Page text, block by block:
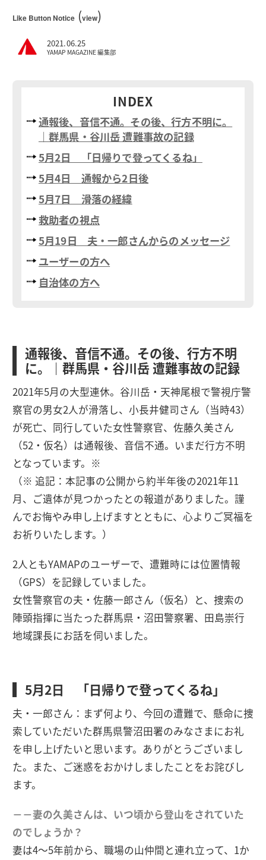
Like Button Notice(view)
2021.06.25
YAMAP MAGAZINE 編集部
INDEX
通報後、音信不通。その後、行方不明に。
｜群馬県・谷川岳 遭難事故の記録
5月2日 「日帰りで登ってくるね」
5月4日 通報から2日後
5月7日 滑落の経緯
救助者の視点
5月19日 夫・一郎さんからのメッセージ
ユーザーの方へ
自治体の方へ
通報後、音信不通。その後、行方不明
に。｜群馬県・谷川岳 遭難事故の記録
2021年5月の大型連休。谷川岳・天神尾根で警視庁警
察官の男女2人が滑落し、小長井健司さん（当時43）
が死亡、同行していた女性警察官、佐藤久美さん
（52・仮名）は通報後、音信不通。いまだ行方不明
となっています。※
（※ 追記：本記事の公開から約半年後の2021年11
月、ご遺体が見つかったとの報道がありました。謹
んでお悔やみ申し上げますとともに、心よりご冥福を
お祈りいたします。）
2人ともYAMAPのユーザーで、遭難時には位置情報
（GPS）を記録していました。
女性警察官の夫・佐藤一郎さん（仮名）と、捜索の
陣頭指揮に当たった群馬県・沼田警察署、田島崇行
地域課長にお話を伺いました。
5月2日 「日帰りで登ってくるね」
夫・一郎さん：まず何より、今回の遭難で、懸命に捜
索していただいた群馬県警沼田署のみなさまにお礼
を申し上げたいと思います。ありがとうございまし
た。また、ご迷惑をおかけしましたことをお詫びし
ます。
－－妻の久美さんは、いつ頃から登山をされていた
のでしょうか？
妻は4～5年前から、職場の山仲間と連れ立って、1か